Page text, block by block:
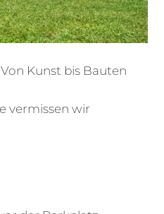
Kunst bis Bauten
vermissen wir